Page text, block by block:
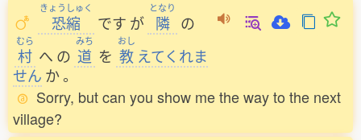
きょうしゅく
恐縮 です が
となり
隣 の
むら
村 へ の
みち
道 を
おし
教 えてくれま
せん か。
Sorry, but can you show me the way to the next
village?